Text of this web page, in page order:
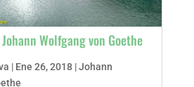
Wolfgang von Goethe
| Ene 26, 2018|Johann